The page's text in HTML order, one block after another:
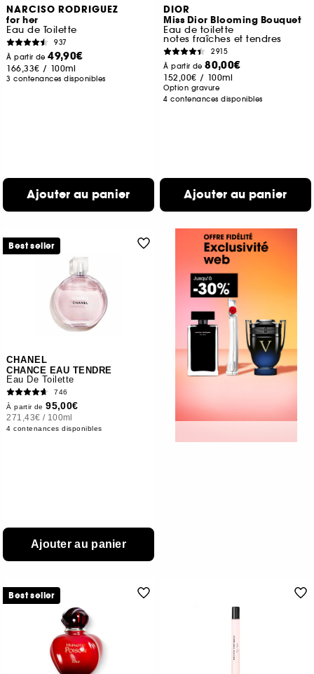
NARCISO RODRIGUEZ
for her
Eau de Toilette
937
À partir de49,90€
166,33€ / 100ml
3 contenances disponibles
Ajouter au panier
DIOR
Miss Dior Blooming Bouquet
Eau de toilette
notes fraîches et tendres
2915
À partir de80,00€
152,00€ / 100ml
Option gravure
4 contenances disponibles
Ajouter au panier
CHANEL
CHANCE EAU TENDRE
Eau De Toilette
746
À partir de95,00€
271,43€ / 100ml
4 contenances disponibles
Ajouter au panier
Best seller
Best seller